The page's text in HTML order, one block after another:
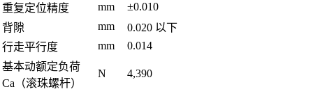
重复定位精度
mm
±0.010
背隙
mm
0.020 以下
行走平行度
mm
0.014
基本动额定负荷
Ca（滚珠螺杆）
N 4,390